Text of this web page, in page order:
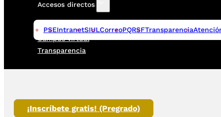
Accesos directos
PSEIntranetSIULCorreoPQRSFTransparencia
Campus virtual
Transparencia
¡Inscríbete gratis! (Pregrado)